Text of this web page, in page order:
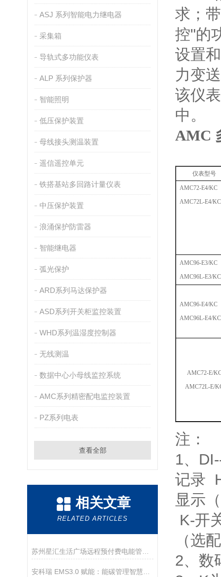
ASJ 系列智能电力继电器
采集箱
导轨式多功能仪表
ALP 系列保护器
智能照明
低压保护装置
母线接头测温装置
遥信遥控单元
铁搭基站多回路计量仪表
中压保护装置
浪涌保护防雷器
智能继电器
弧光保护
ARD系列马达保护器
ASD系列开关柜监控装置
WHD系列温湿度控制器
无线测温
数据中心小母线监控系统
AMC系列精密配电监控装置
PZ系列电表
查看全部
相关文章
RELATED ARTICLES
求；
控"的
设置
力变
该仪
中。
AMC
仪表型号
AMC72-E4/KC
AMC72L-E4/KC
AMC96-E3/KC
AMC96L-E3/KC
AMC96-E4/KC
AMC96L-E4/KC
AMC72-E/
AMC72L-E/
注：
1、
记录
显示
K-开
（选
2、数